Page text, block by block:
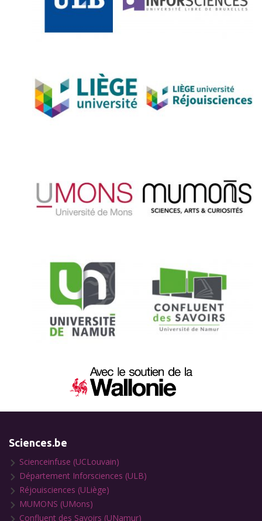
Sciences.be
Scienceinfuse (UCLouvain)
Département Inforsciences (ULB)
Réjouisciences (ULiège)
MUMONS (UMons)
Confluent des Savoirs (UNamur)